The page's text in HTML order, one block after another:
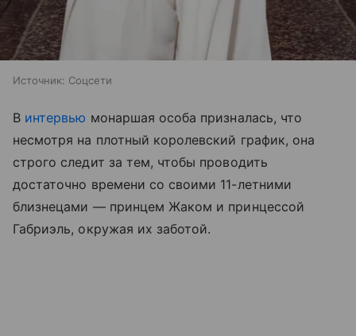
Источник: Соцсети
В интервью монаршая особа призналась, что
несмотря на плотный королевский график, она
строго следит за тем, чтобы проводить
достаточно времени со своими 11-летними
близнецами — принцем Жаком и принцессой
Габриэль, окружая их заботой.